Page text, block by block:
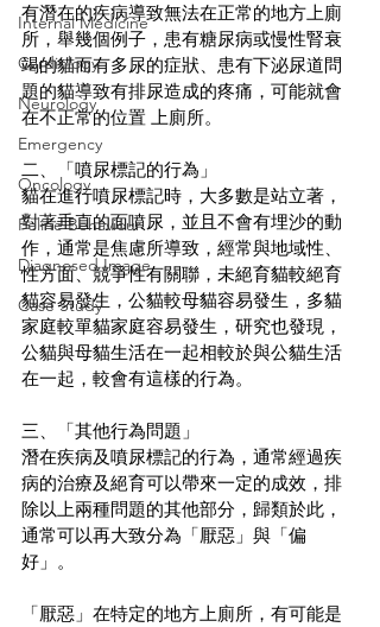
Internal Medicine
Cardiology
Neurology
Emergency
Oncology
Feline Behaviour
Diagnosed Image
Case Study
有潛在的疾病導致無法在正常的地方上廁
所，舉幾個例子，患有糖尿病或慢性腎衰
竭的貓而有多尿的症狀、患有下泌尿道問
題的貓導致有排尿造成的疼痛，可能就會
在不正常的位置 上廁所。
二、「噴尿標記的行為」
貓在進行噴尿標記時，大多數是站立著，
對著垂直的面噴尿，並且不會有埋沙的動
作，通常是焦慮所導致，經常與地域性、
性方面、競爭性有關聯，未絕育貓較絕育
貓容易發生，公貓較母貓容易發生，多貓
家庭較單貓家庭容易發生，研究也發現，
公貓與母貓生活在一起相較於與公貓生活
在一起，較會有這樣的行為。
三、「其他行為問題」
潛在疾病及噴尿標記的行為，通常經過疾
病的治療及絕育可以帶來一定的成效，排
除以上兩種問題的其他部分，歸類於此，
通常可以再大致分為「厭惡」與「偏
好」。
「厭惡」在特定的地方上廁所，有可能是